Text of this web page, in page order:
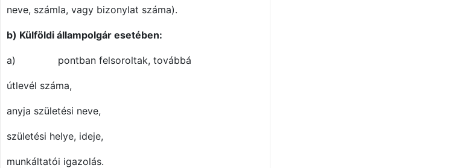
neve, számla, vagy bizonylat száma).
b) Külföldi állampolgár esetében:
a) pontban felsoroltak, továbbá
útlevél száma,
anyja születési neve,
születési helye, ideje,
munkáltatói igazolás.